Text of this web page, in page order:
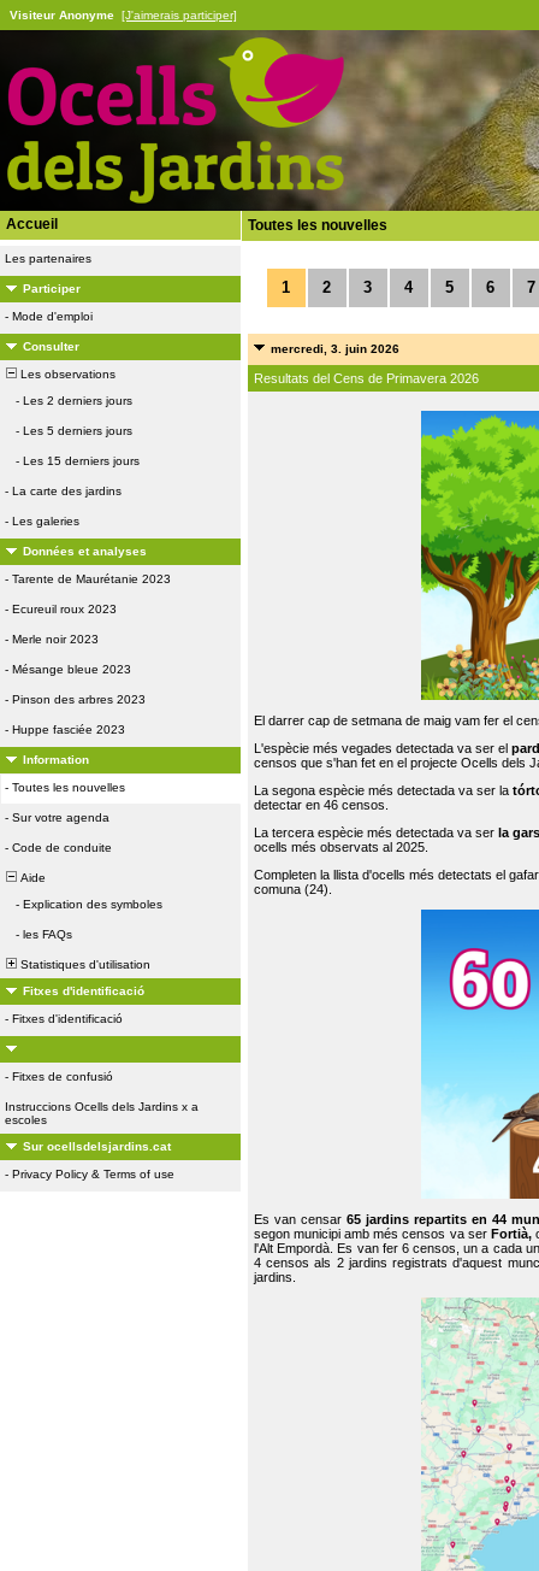
Visiteur Anonyme [J'aimerais participer]
Accueil
Les partenaires
Participer
- Mode d'emploi
Consulter
Les observations
- Les 2 derniers jours
- Les 5 derniers jours
- Les 15 derniers jours
- La carte des jardins
- Les galeries
Données et analyses
- Tarente de Maurétanie 2023
- Ecureuil roux 2023
- Merle noir 2023
- Mésange bleue 2023
- Pinson des arbres 2023
- Huppe fasciée 2023
Information
- Toutes les nouvelles
- Sur votre agenda
- Code de conduite
Aide
- Explication des symboles
- les FAQs
Statistiques d'utilisation
Fitxes d'identificació
- Fitxes d'identificació
- Fitxes de confusió
Instruccions Ocells dels Jardins x a
escoles
Sur ocellsdelsjardins.cat
- Privacy Policy & Terms of use
Toutes les nouvelles
1 2 3 4 5 6 7
mercredi, 3. juin 2026
Resultats del Cens de Primavera 2026
El darrer cap de setmana de maig vam fer el
L'espècie més vegades detectada va ser el
censos que s'han fet en el projecte Ocells dels
La segona espècie més detectada va ser la
detectar en 46 censos.
La tercera espècie més detectada va ser la
ocells més observats al 2025.
Completen la llista d'ocells més detectats el
comuna (24).
Es van censar65 jardins repartits en 44
segon municipi amb més censos va ser Fortià,
l'Alt Empordà. Es van fer 6 censos, un a cada
4 censos als 2 jardins registrats d'aquest
jardins.